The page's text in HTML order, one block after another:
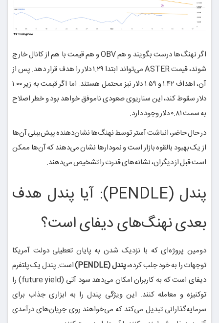
اگر نهنگ‌ها درست بگویند و هم OBV و هم قیمت با هم از کانال خارج
شوند، قیمت ASTER می‌تواند ابتدا ۱.۲۹ دلار را هدف قرار دهد. پس از
آن، اهداف ۱.۴۲ و ۱.۵۹ دلار نیز محتمل هستند. اما اگر قیمت به زیر ۱.۰۰
دلار سقوط کند، این سناریوی صعودی ناموفق خواهد بود و خطر اصلاح
به سمت ۰.۸۱ دلار وجود دارد.
در حال حاضر، انباشت آستر توسط نهنگ‌ها نشان‌دهنده پیش‌بینی آن‌ها
از یک بهبود بالقوه بازار است و نمودارها نشان می‌دهند که آن‌ها ممکن
است قبل از دیگران، نشانه‌های قدرت را تشخیص می‌دهند.
پندل (PENDLE): آیا پندل هدف
بعدی نهنگ‌های دیفای است؟
دومین پروژه‌ای که با نزدیک شدن به پایان تعطیلی دولت آمریکا
توجهات را به خود جلب کرده،پندل (PENDLE)
است. پندل یک پلتفرم
دیفای است که به کاربران امکان می‌دهد سود آتی (future yield) را
توکنیزه و معامله کنند. این ویژگی پندل را به ابزاری جذاب برای
سرمایه‌گذارانی تبدیل می‌کند که می‌خواهند روی جریان‌های درآمدی